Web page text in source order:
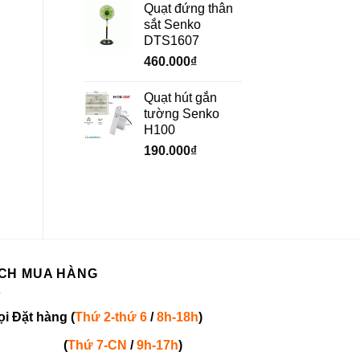
Quạt đứng thân
sắt Senko
DTS1607
460.000₫
Quạt hút gắn
tường Senko
H100
190.000₫
730.000₫.là:
510.000₫.
MUA HÀNG
Đặt hàng (Thứ 2-thứ 6 /8h-18h)
(Thứ 7-CN /9h-17h)